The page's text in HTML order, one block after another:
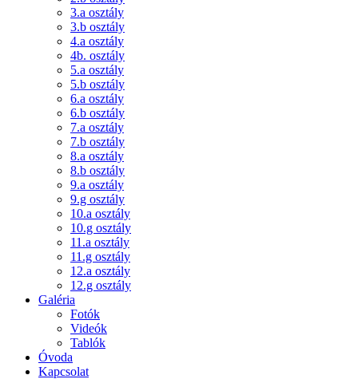
3.a osztály
3.b osztály
4.a osztály
4b. osztály
5.a osztály
5.b osztály
6.a osztály
6.b osztály
7.a osztály
7.b osztály
8.a osztály
8.b osztály
9.a osztály
9.g osztály
10.a osztály
10.g osztály
11.a osztály
11.g osztály
12.a osztály
12.g osztály
Galéria
Fotók
Videók
Tablók
Óvoda
Kapcsolat